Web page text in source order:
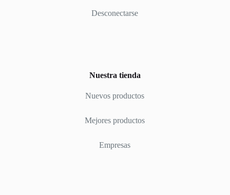
Desconectarse
Nuestra tienda
Nuevos productos
Mejores productos
Empresas